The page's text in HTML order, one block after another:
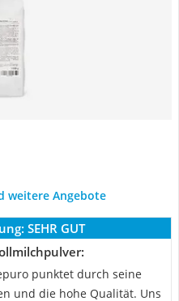
weitere Angebote
SEHR GUT
punktet durch seine
und die hohe Qualität. Uns